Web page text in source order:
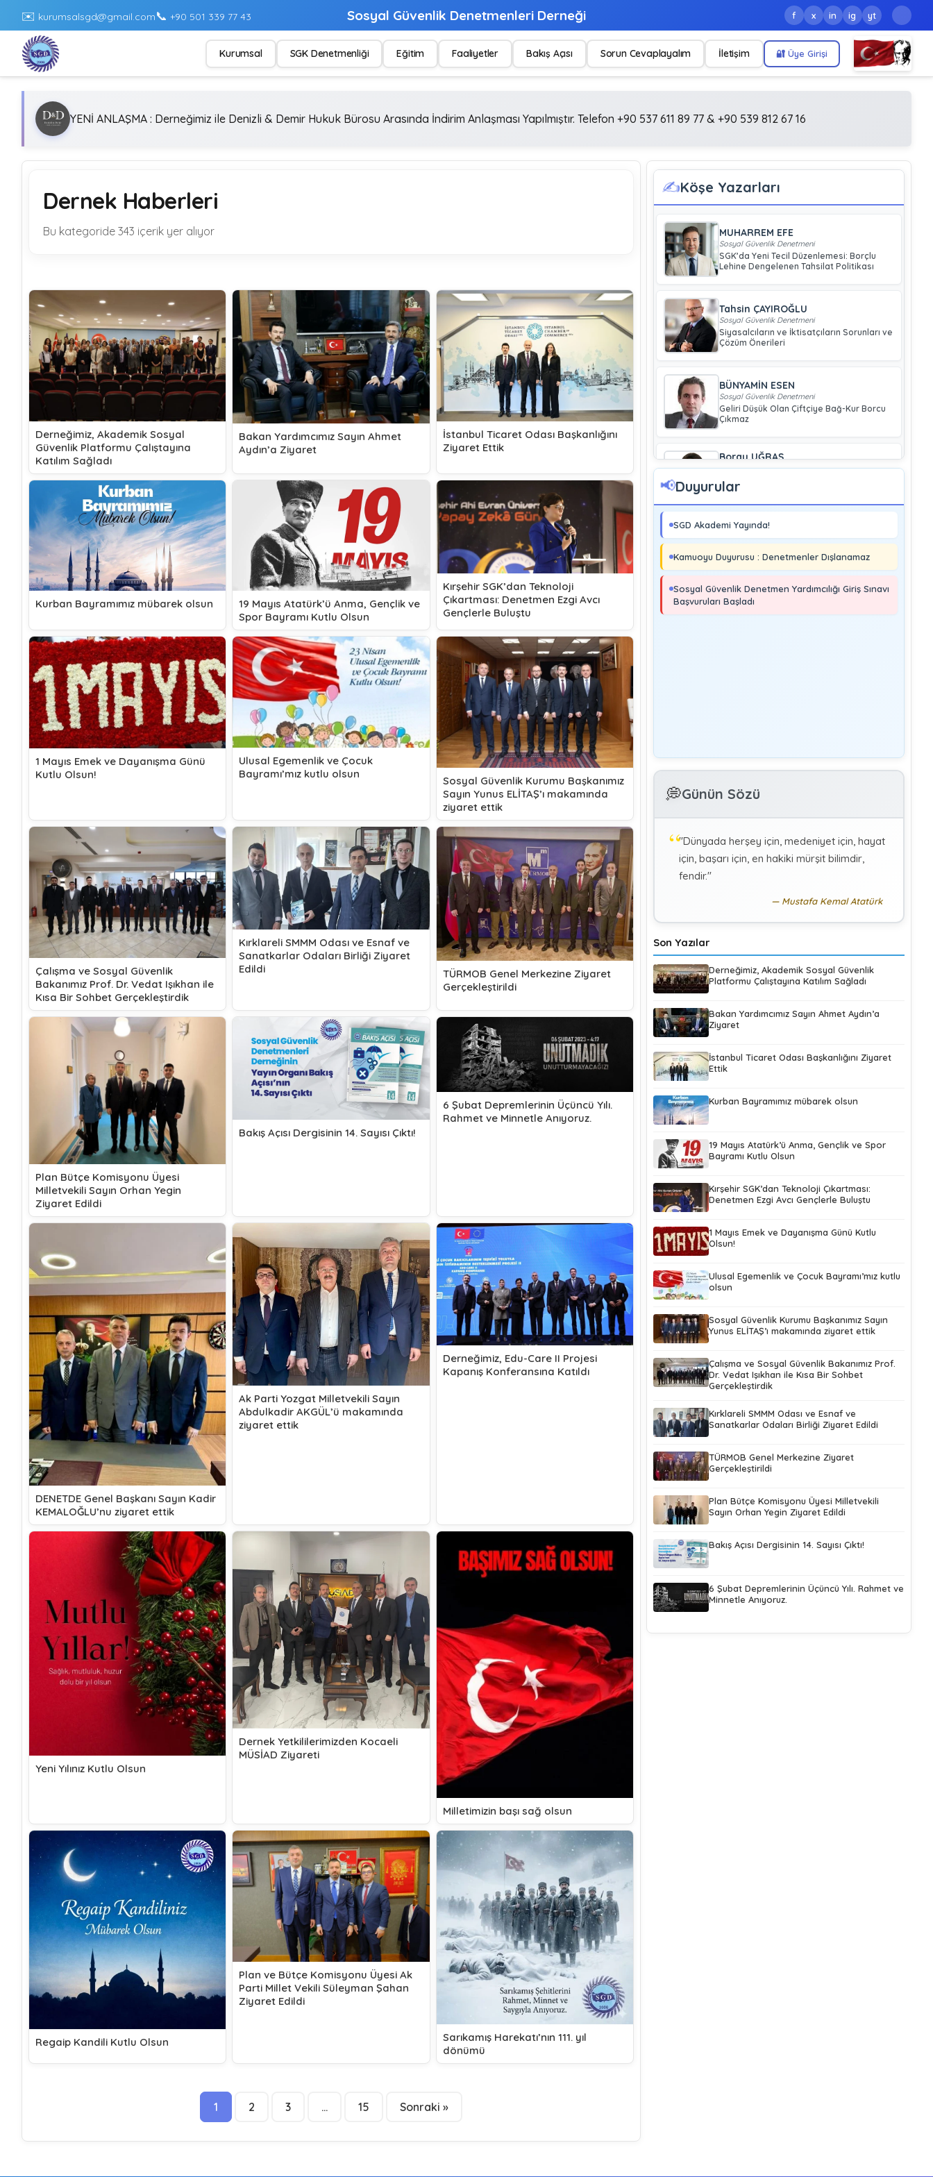
✉️ kurumsalsgd@gmail.com📞 +90 501 339 77 43 Sosyal Güvenlik Denetmenleri Derneği f x in ig yt
Kurumsal SGK Denetmenliği Eğitim Faaliyetler Bakış Açısı Sorun Cevaplayalım İletişim 🔐 Üye Girişi
YENİ ANLAŞMA : Derneğimiz ile Denizli & Demir Hukuk Bürosu Arasında İndirim Anlaşması Yapılmıştır. Telefon +90 537 611 89 77 & +90 539 812 67 16
Dernek Haberleri
Bu kategoride 343 içerik yer alıyor
Derneğimiz, Akademik Sosyal
Güvenlik Platformu Çalıştayına
Katılım Sağladı
Bakan Yardımcımız Sayın Ahmet
Aydın’a Ziyaret
İstanbul Ticaret Odası Başkanlığını
Ziyaret Ettik
Kurban Bayramımız mübarek olsun
19 Mayıs Atatürk’ü Anma, Gençlik ve
Spor Bayramı Kutlu Olsun
Kırşehir SGK’dan Teknoloji
Çıkartması: Denetmen Ezgi Avcı
Gençlerle Buluştu
1 Mayıs Emek ve Dayanışma Günü
Kutlu Olsun!
Ulusal Egemenlik ve Çocuk
Bayramı’mız kutlu olsun
Sosyal Güvenlik Kurumu Başkanımız
Sayın Yunus ELİTAŞ’ı makamında
ziyaret ettik
Çalışma ve Sosyal Güvenlik
Bakanımız Prof. Dr. Vedat Işıkhan ile
Kısa Bir Sohbet Gerçekleştirdik
Kırklareli SMMM Odası ve Esnaf ve
Sanatkarlar Odaları Birliği Ziyaret
Edildi
TÜRMOB Genel Merkezine Ziyaret
Gerçekleştirildi
Plan Bütçe Komisyonu Üyesi
Milletvekili Sayın Orhan Yegin
Ziyaret Edildi
Bakış Açısı Dergisinin 14. Sayısı Çıktı!
6 Şubat Depremlerinin Üçüncü Yılı.
Rahmet ve Minnetle Anıyoruz.
DENETDE Genel Başkanı Sayın Kadir
KEMALOĞLU’nu ziyaret ettik
Ak Parti Yozgat Milletvekili Sayın
Abdulkadir AKGÜL’ü makamında
ziyaret ettik
Derneğimiz, Edu-Care II Projesi
Kapanış Konferansına Katıldı
Yeni Yılınız Kutlu Olsun
Dernek Yetkililerimizden Kocaeli
MÜSİAD Ziyareti
Milletimizin başı sağ olsun
Regaip Kandili Kutlu Olsun
Plan ve Bütçe Komisyonu Üyesi Ak
Parti Millet Vekili Süleyman Şahan
Ziyaret Edildi
Sarıkamış Harekatı’nın 111. yıl
dönümü
1 2 3 … 15 Sonraki »
✍️Köşe Yazarları
MUHARREM EFE
Sosyal Güvenlik Denetmeni
SGK’da Yeni Tecil Düzenlemesi: Borçlu
Lehine Dengelenen Tahsilat Politikası
Tahsin ÇAYIROĞLU
Sosyal Güvenlik Denetmeni
Siyasalcıların ve İktisatçıların Sorunları ve
Çözüm Önerileri
BÜNYAMİN ESEN
Sosyal Güvenlik Denetmeni
Geliri Düşük Olan Çiftçiye Bağ-Kur Borcu
Çıkmaz
Boray UĞRAŞ
Sosyal Güvenlik Denetmeni
Soma ve Ermenek’te Meydana Gelen
Kazalar Büyük Endüstriyel Kaza
MURAT ÇİMEN
Kayıt Dışı İstihdamla Mücadeleye Farklı
Bir Yaklaşım
K
KÜBRA KOÇ
İkili Sosyal Güvenlik Anlaşmaları :Türkiye
(Makale)
📢Duyurular
SGD Akademi Yayında!
Kamuoyu Duyurusu : Denetmenler Dışlanamaz
Sosyal Güvenlik Denetmen Yardımcılığı Giriş Sınavı
Başvuruları Başladı
💭Günün Sözü
"Dünyada herşey için, medeniyet için, hayat
için, başarı için, en hakiki mürşit bilimdir,
fendir."
Mustafa Kemal Atatürk
Son Yazılar
Derneğimiz, Akademik Sosyal Güvenlik
Platformu Çalıştayına Katılım Sağladı
Bakan Yardımcımız Sayın Ahmet Aydın’a
Ziyaret
İstanbul Ticaret Odası Başkanlığını Ziyaret
Ettik
Kurban Bayramımız mübarek olsun
19 Mayıs Atatürk’ü Anma, Gençlik ve Spor
Bayramı Kutlu Olsun
Kırşehir SGK’dan Teknoloji Çıkartması:
Denetmen Ezgi Avcı Gençlerle Buluştu
1 Mayıs Emek ve Dayanışma Günü Kutlu
Olsun!
Ulusal Egemenlik ve Çocuk Bayramı’mız kutlu
olsun
Sosyal Güvenlik Kurumu Başkanımız Sayın
Yunus ELİTAŞ’ı makamında ziyaret ettik
Çalışma ve Sosyal Güvenlik Bakanımız Prof.
Dr. Vedat Işıkhan ile Kısa Bir Sohbet
Gerçekleştirdik
Kırklareli SMMM Odası ve Esnaf ve
Sanatkarlar Odaları Birliği Ziyaret Edildi
TÜRMOB Genel Merkezine Ziyaret
Gerçekleştirildi
Plan Bütçe Komisyonu Üyesi Milletvekili
Sayın Orhan Yegin Ziyaret Edildi
Bakış Açısı Dergisinin 14. Sayısı Çıktı!
6 Şubat Depremlerinin Üçüncü Yılı. Rahmet ve
Minnetle Anıyoruz.